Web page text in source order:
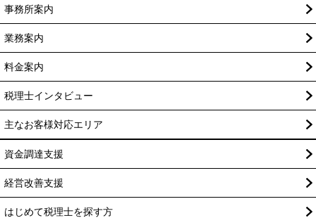
事務所案内
業務案内
料金案内
税理士インタビュー
主なお客様対応エリア
資金調達支援
経営改善支援
はじめて税理士を探す方